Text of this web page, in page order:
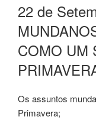
22 de
COMO UM
Os assuntos
Primavera;